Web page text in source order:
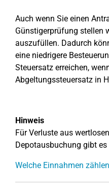
Auch wenn Sie einen
Günstigerprüfung stellen
auszufüllen. Dadurch
eine niedrigere
Steuersatz erreichen,
Abgeltungssteuersatz in
Hinweis
Für Verluste aus
Depotausbuchung gibt es
Welche Einnahmen